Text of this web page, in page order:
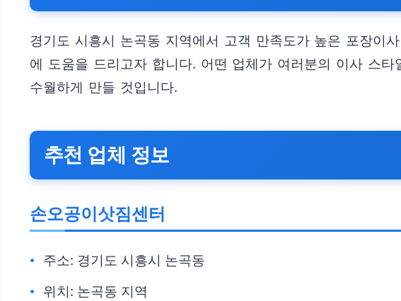
경기도 시흥시 논곡동 지역에서 고객 만족도가 높은 포장이
에 도움을 드리고자 합니다. 어떤 업체가 여러분의 이사 스
수월하게 만들 것입니다.
추천 업체 정보
손오공이삿짐센터
주소: 경기도 시흥시 논곡동
위치: 논곡동 지역